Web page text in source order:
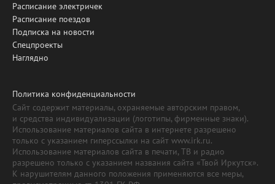
Расписание электричек
Расписание поездов
Подписка на новости
Спецпроекты
Наглядно
Политика конфиденциальности
Сайт содержит материалы, охраняемые авторским правом,
и средства индивидуализации (логотипы, фирменные знаки).
Использование материалов сайта в интернете разрешено
только с указанием гиперссылки на сайт www.irk.ru.
Использование материалов сайта в печати, ТВ и радио
разрешено только с указанием названия сайта «Твой Иркутск».
К нарушителям данного положения применяются все меры,